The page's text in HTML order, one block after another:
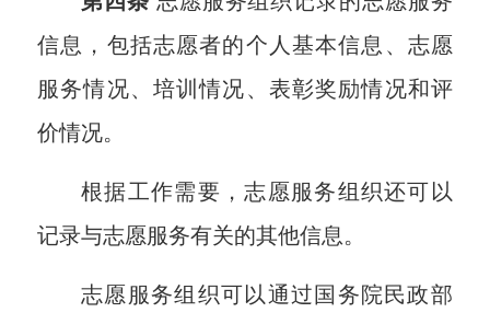
信息，包括志愿者的个人基本信息、志愿
服务情况、培训情况、表彰奖励情况和评
价情况。
根据工作需要，志愿服务组织还可以
记录与志愿服务有关的其他信息。
志愿服务组织可以通过国务院民政部